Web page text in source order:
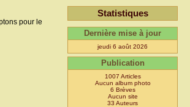
pour le
Statistiques
Dernière mise à jour
jeudi 6 août 2026
Publication
1007 Articles
Aucun album photo
6 Brèves
Aucun site
33 Auteurs